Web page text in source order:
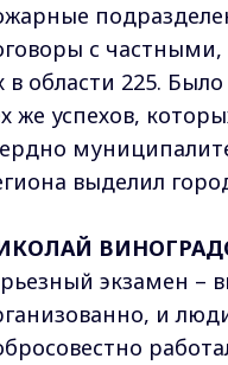
с
в области 225.
же успехов,
выделил
экзамен –
и